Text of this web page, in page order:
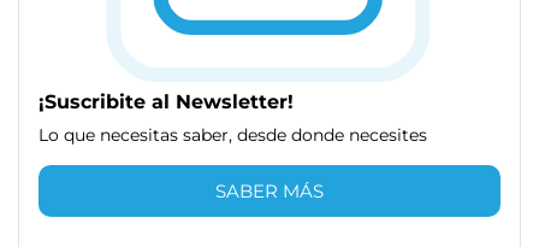
¡Suscribite al Newsletter!
Lo que necesitas saber, desde donde necesites
SABER MÁS